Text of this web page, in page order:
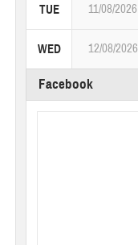
TUE 11/08/2026
WED 12/08/2026
Facebook